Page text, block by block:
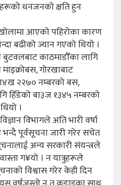
धनजनको क्षति हुन
आएको पहिरोका कारण
बढीको ज्यान गएको थियो ।
बुटवलबाट काठमाडौँका लागि
गोरखाबाट
२२७० नम्बरको बस,
हिँडेको बा३ज १३४५ नम्बरको
।
विभागले अति भारी वर्षा
भन्दै पूर्वसूचना जारी गरेर सचेत
अन्य सरकारी संयन्त्रले
ग¥यो । न यात्रुहरूले
विश्वास गरेर केही दिन